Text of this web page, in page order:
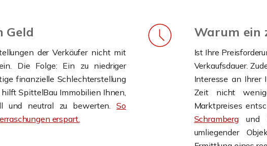
Geld
der Verkäufer nicht mit
Die Folge: Ein zu niedriger
finanzielle Schlechterstellung
SpittelBau Immobilien Ihnen,
und neutral zu bewerten.So
erspart.
Warum ein
Ist Ihre
Verkaufsdauer.
Interesse an Ihrer
Zeit nicht
Marktpreises
Schramberg und
umliegender